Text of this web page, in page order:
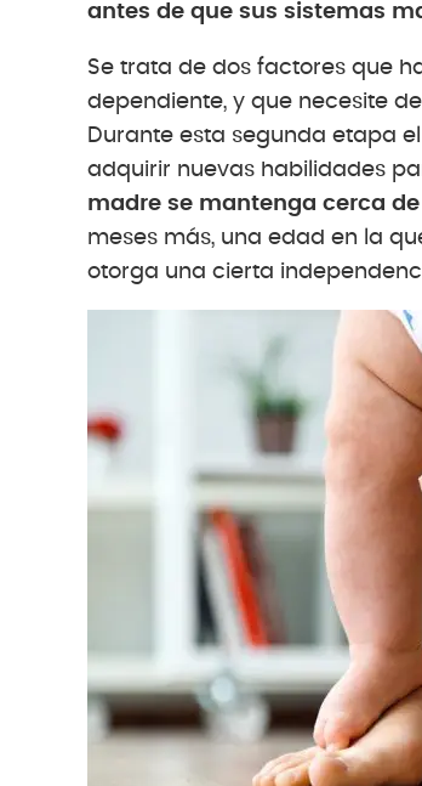
antes de que sus sistemas
Se trata de dos factores que
dependiente, y que necesite
Durante esta segunda etapa
adquirir nuevas habilidades
madre se mantenga cerca
meses más, una edad en la
otorga una cierta